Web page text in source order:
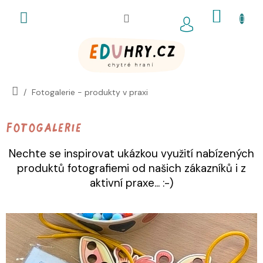
obsah
Fotogalerie - produkty v praxi
Fotogalerie
Nechte se inspirovat ukázkou využití nabízených
produktů fotografiemi od našich zákazníků i z
aktivní praxe... :-)
ý
p
i
s